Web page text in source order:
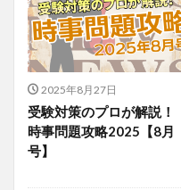
2025年8月27日
受験対策のプロが解説！
時事問題攻略2025【8月
号】